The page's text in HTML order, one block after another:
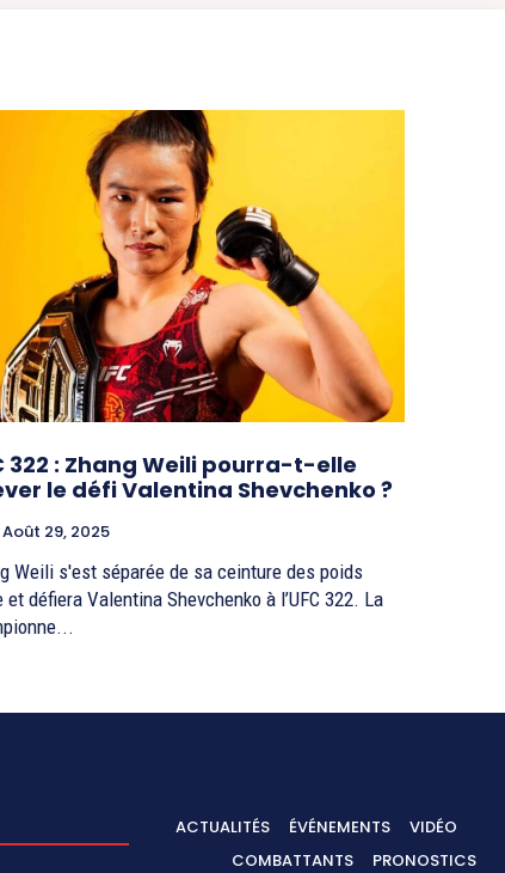
322 : Zhang Weili pourra-t-elle
le défi Valentina Shevchenko ?
Août 29, 2025
Weili s'est séparée de sa ceinture des poids
et défiera Valentina Shevchenko à l’UFC 322. La
ACTUALITÉS ÉVÉNEMENTS
VIDÉO
COMBATTANTS
PRONOSTICS